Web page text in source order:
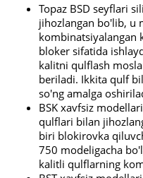
Topaz BSD seyflari
jihozlangan bo'lib, u
kombinatsiyalangan
bloker sifatida
kalitni qulflash
beriladi. Ikkita qulf
so'ng amalga
BSK xavfsiz
qulflari bilan
biri blokirovka
750 modeligacha
kalitli qulflarning